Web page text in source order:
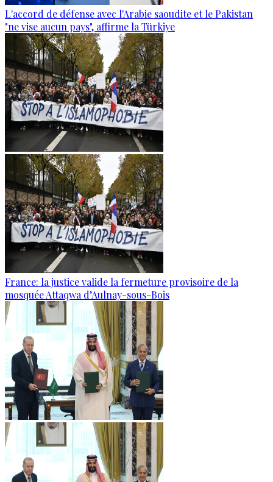
L'accord de défense avec l'Arabie saoudite et le Pakistan
"ne vise aucun pays", affirme la Türkiye
France: la justice valide la fermeture provisoire de la
mosquée Attaqwa d’Aulnay-sous-Bois